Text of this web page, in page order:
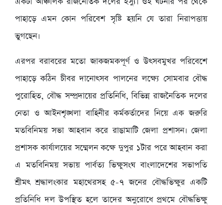
পাহাড়ে এমন কোন পরিবেশ সৃষ্টি হয়নি যে তারা নিরাপত্তায়
ভুগছেন।
এরপর বরাবরের মতো জাকজমকপূর্ণ ও উৎসবমুখর পরিবেশে
পাহাড়ে কঠিন চীবর দানোৎসব পালনের লক্ষ্যে সোমবার বৌদ্ধ
পুরোহিত, বৌদ্ধ সম্প্রদায়ের প্রতিনিধি, বিভিন্ন রাজনৈতিক দলের
নেতা ও আইনশৃঙ্খলা বাহিনীর কর্মকর্তাদের নিয়ে এক জরুরি
মতবিনিময় সভা আহবান করে রাঙামাটি জেলা প্রশাসন। জেলা
প্রশাসক কার্যালয়ের সম্মেলন কক্ষে দুপুর ১টার পরে আহবান করা
এ মতবিনিময় সভায় পার্বত্য ভিক্ষুসংঘ বাংলাদেশের সভাপতি
শ্রীমৎ শ্রদ্ধালংকার মহাথেরসহ ৫-৭ জনের বৌদ্ধভিক্ষুর একটি
প্রতিনিধি দল উপস্থিত হলে তাদের অনুরোধে প্রথমে বৌদ্ধভিক্ষু